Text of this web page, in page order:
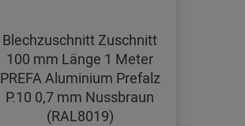
Blechzuschnitt Zuschnitt
100 mm Länge 1 Meter
PREFA Aluminium Prefalz
P.10 0,7 mm Nussbraun
(RAL8019)